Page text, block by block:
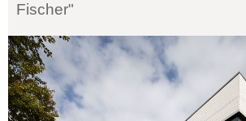
Fischer"